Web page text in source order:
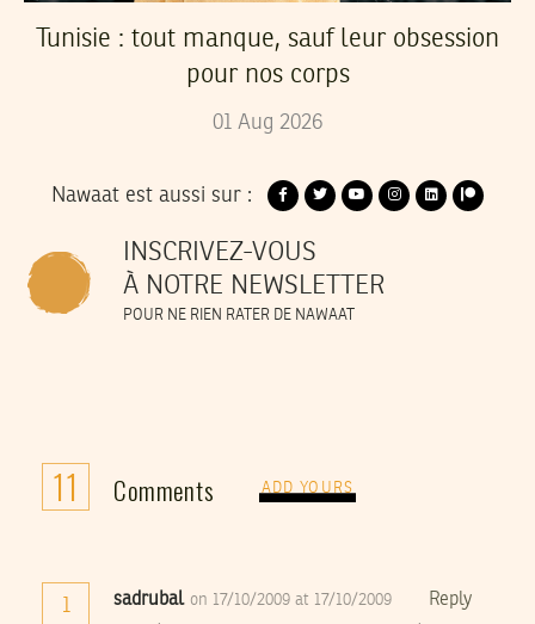
Tunisie : tout manque, sauf leur obsession
pour nos corps
01 Aug 2026
Nawaat est aussi sur :
INSCRIVEZ-VOUS
À NOTRE NEWSLETTER
POUR NE RIEN RATER DE NAWAAT
11 Comments ADD YOURS
1 sadrubal on 17/10/2009 at 17/10/2009 Reply